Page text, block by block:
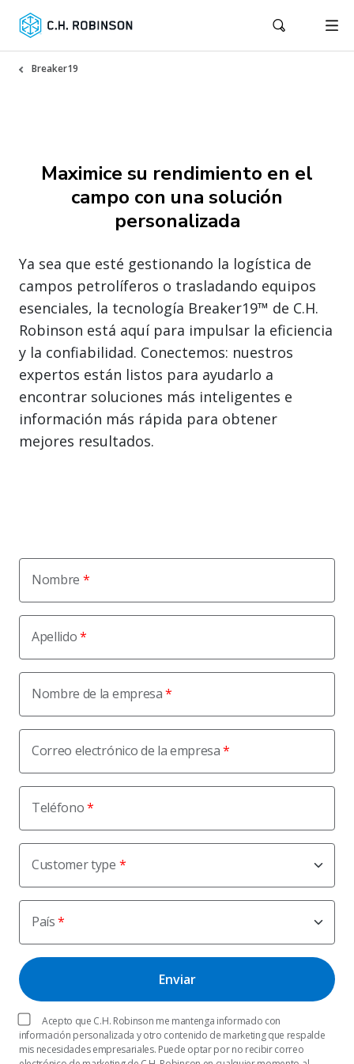
Breaker19
Maximice su rendimiento en el
campo con una solución
personalizada
Ya sea que esté gestionando la logística de
campos petrolíferos o trasladando equipos
esenciales, la tecnología Breaker19™ de C.H.
Robinson está aquí para impulsar la eficiencia
y la confiabilidad. Conectemos: nuestros
expertos están listos para ayudarlo a
encontrar soluciones más inteligentes e
información más rápida para obtener
mejores resultados.
Nombre
Apellido
Nombre de la empresa
Correo electrónico de la empresa
Teléfono
Customer type
País
Acepto que C.H. Robinson me mantenga informado con
información personalizada y otro contenido de marketing que respalde
mis necesidades empresariales. Puede optar por no recibir correo